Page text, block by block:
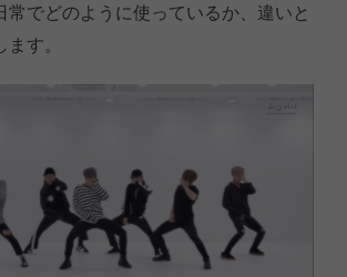
常でどのように使っているか、違いと
す。